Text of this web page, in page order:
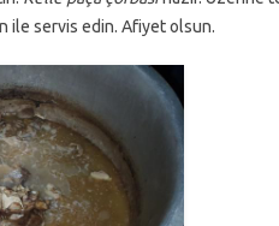
ile servis edin. Afiyet olsun.